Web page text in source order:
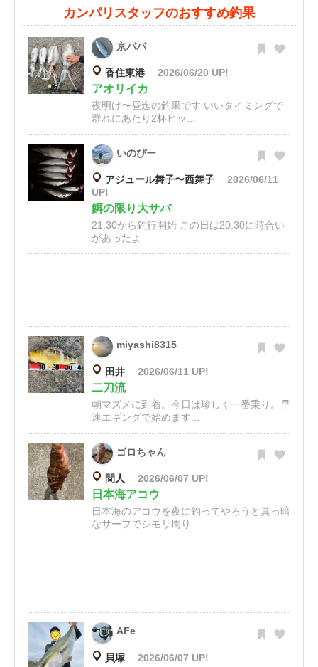
カンパリスタッフのおすすめ釣果
京パパ
香住東港 2026/06/20 UP!
アオリイカ
夜明け〜昼迄の釣果です いいタイミングで
群れにあたり2杯ヒッ...
いのぴー
アジュール舞子〜西舞子
2026/06/11
UP!
餌の限り大サバ
21:30から釣行開始 この日は20:30に時合い
があったよ...
miyashi8315
田井 2026/06/11 UP!
二刀流
朝マズメに到着。今日は珍しく一番乗り。早
速エギングで始めます...
ゴロちゃん
間人 2026/06/07 UP!
日本海アコウ
日本海のアコウを夜に釣ってやろうと真っ暗
なサーフでシモリ周り...
AFe
貝塚 2026/06/07 UP!